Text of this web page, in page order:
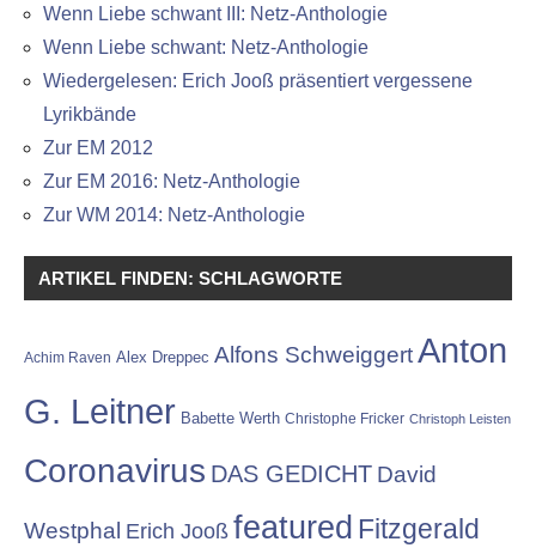
Wenn Liebe schwant III: Netz-Anthologie
Wenn Liebe schwant: Netz-Anthologie
Wiedergelesen: Erich Jooß präsentiert vergessene
Lyrikbände
Zur EM 2012
Zur EM 2016: Netz-Anthologie
Zur WM 2014: Netz-Anthologie
ARTIKEL FINDEN: SCHLAGWORTE
Achim Raven Alex Dreppec Alfons SchweiggertAnton
G. Leitner Babette Werth Christophe Fricker Christoph Leisten
Coronavirus DAS GEDICHT David
Westphal Erich Jooß featured Fitzgerald